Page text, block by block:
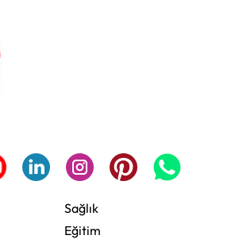
Sağlık
Eğitim